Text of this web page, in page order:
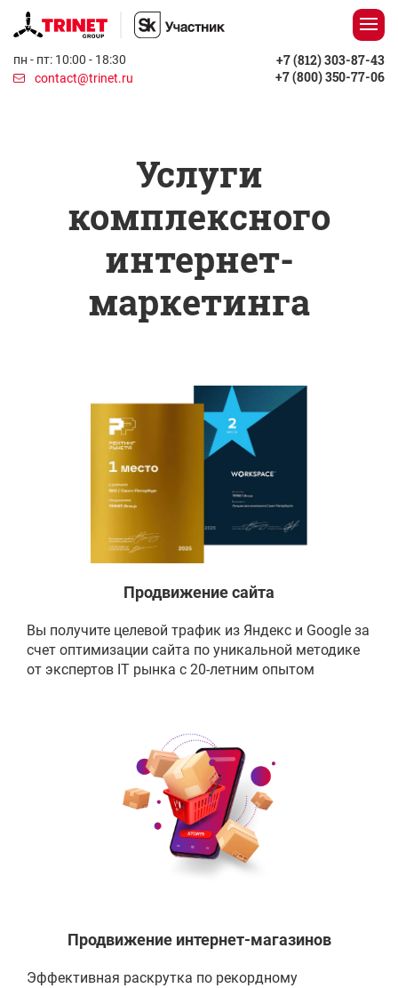
пн - пт: 10:00 - 18:30
contact@trinet.ru
+7 (812) 303-87-43
+7 (800) 350-77-06
Услуги
комплексного
интернет-
маркетинга
Продвижение сайта
Вы получите целевой трафик из Яндекс и Google за
счет оптимизации сайта по уникальной методике
от экспертов IT рынка с 20-летним опытом
Продвижение интернет-магазинов
Эффективная раскрутка по рекордному